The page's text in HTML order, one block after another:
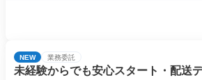
NEW 業務委託
未経験からでも安心スタート・配送